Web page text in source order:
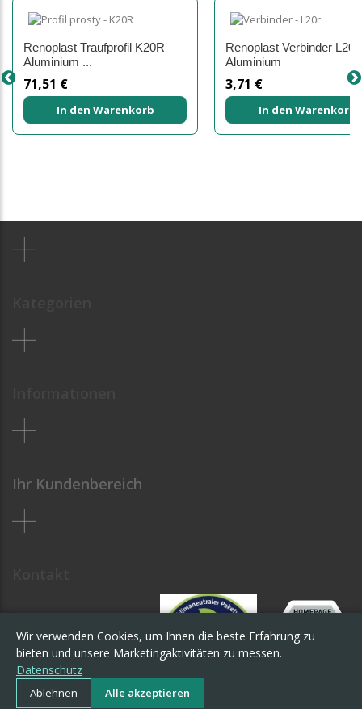
Renoplast Traufprofil K20R
Aluminium ...
71,51 €
In den Warenkorb
Renoplast Verbinder
Aluminium
3,71 €
In den Warenkorb
Ihr Kundenbereich
Wir verwenden Cookies, um Ihnen die beste Erfahrung zu
bieten und unsere Marketingaktivitäten zu messen.
Datenschutz
Ablehnen Alle akzeptieren